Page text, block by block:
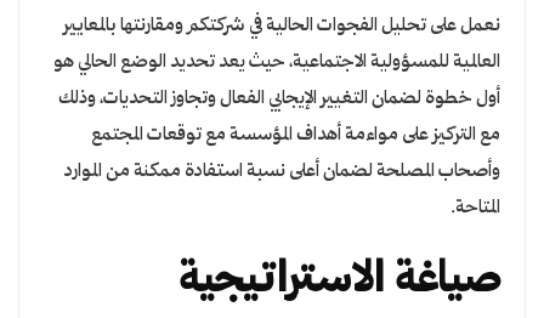
نعمل على تحليل الفجوات الحالية في شركتكم ومقارنتها بالمعايير
العالمية للمسؤولية الاجتماعية، حيث يعد تحديد الوضع الحالي هو
أول خطوة لضمان التغيير الإيجابي الفعال وتجاوز التحديات، وذلك
مع التركيز على مواءمة أهداف المؤسسة مع توقعات المجتمع
وأصحاب المصلحة لضمان أعلى نسبة استفادة ممكنة من الموارد
المتاحة.
صياغة الاستراتيجية